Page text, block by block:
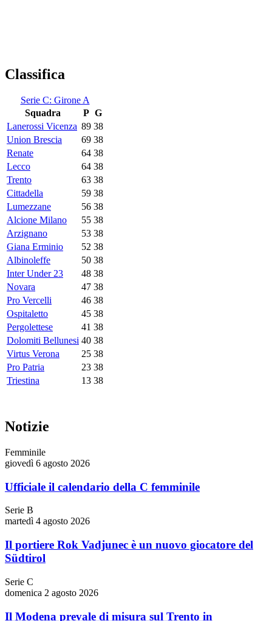
Classifica
Serie C: Girone A
Squadra
P G
Lanerossi Vicenza 89 38
Union Brescia
69 38
Renate
64 38
Lecco
64 38
Trento
63 38
Cittadella
59 38
Lumezzane
56 38
Alcione Milano
55 38
Arzignano
53 38
Giana Erminio
52 38
Albinoleffe
50 38
Inter Under 23
48 38
Novara
47 38
Pro Vercelli
46 38
Ospitaletto
45 38
Pergolettese
41 38
Dolomiti Bellunesi 40 38
Virtus Verona
25 38
Pro Patria
23 38
Triestina
13 38
Notizie
Femminile
giovedì 6 agosto 2026
Ufficiale il calendario della C femminile
Serie B
martedì 4 agosto 2026
Il portiere Rok Vadjunec è un nuovo giocatore del
Südtirol
Serie C
domenica 2 agosto 2026
Il Modena prevale di misura sul Trento in